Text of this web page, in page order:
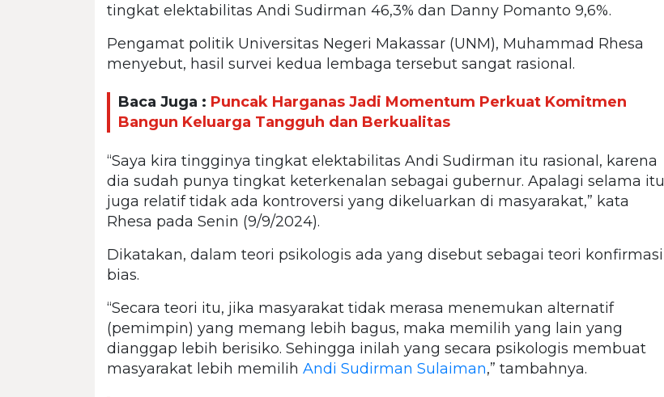
tingkat elektabilitas Andi Sudirman 46,3% dan Danny Pomanto 9,6%.
Pengamat politik Universitas Negeri Makassar (UNM), Muhammad Rhesa
menyebut, hasil survei kedua lembaga tersebut sangat rasional.
Baca Juga : Puncak Harganas Jadi Momentum Perkuat Komitmen
Bangun Keluarga Tangguh dan Berkualitas
“Saya kira tingginya tingkat elektabilitas Andi Sudirman itu rasional, karena
dia sudah punya tingkat keterkenalan sebagai gubernur. Apalagi selama itu
juga relatif tidak ada kontroversi yang dikeluarkan di masyarakat,” kata
Rhesa pada Senin (9/9/2024).
Dikatakan, dalam teori psikologis ada yang disebut sebagai teori konfirmasi
bias.
“Secara teori itu, jika masyarakat tidak merasa menemukan alternatif
(pemimpin) yang memang lebih bagus, maka memilih yang lain yang
dianggap lebih berisiko. Sehingga inilah yang secara psikologis membuat
masyarakat lebih memilih Andi Sudirman Sulaiman,” tambahnya.